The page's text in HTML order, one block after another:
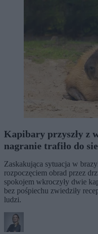
Kapibary przyszły z
nagranie trafiło do
Zaskakująca sytuacja w
rozpoczęciem obrad przez
spokojem wkroczyły dwie
bez pośpiechu zwiedziły
ludzi.